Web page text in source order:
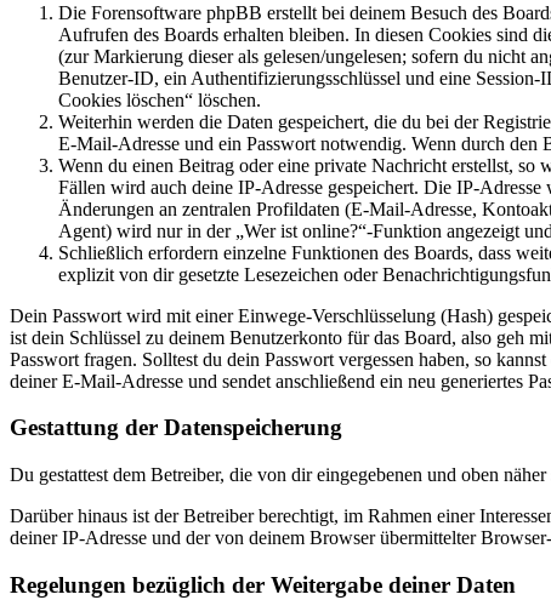
Die Forensoftware phpBB erstellt bei deinem Besuch des
Aufrufen des Boards erhalten bleiben. In diesen Cookies sind
(zur Markierung dieser als gelesen/ungelesen; sofern du nicht
Benutzer-ID, ein Authentifizierungsschlüssel und eine
Cookies löschen“ löschen.
Weiterhin werden die Daten gespeichert, die du bei der
E-Mail-Adresse und ein Passwort notwendig. Wenn durch den
Wenn du einen Beitrag oder eine private Nachricht erstellst, so
Fällen wird auch deine IP-Adresse gespeichert. Die IP-
Änderungen an zentralen Profildaten (E-Mail-Adresse,
Agent) wird nur in der „Wer ist online?“-Funktion angezeigt
Schließlich erfordern einzelne Funktionen des Boards, dass
explizit von dir gesetzte Lesezeichen oder
Dein Passwort wird mit einer Einwege-Verschlüsselung (Hash)
ist dein Schlüssel zu deinem Benutzerkonto für das Board, also geh
Passwort fragen. Solltest du dein Passwort vergessen haben, so
deiner E-Mail-Adresse und sendet anschließend ein neu generiertes
Gestattung der Datenspeicherung
Du gestattest dem Betreiber, die von dir eingegebenen und oben
Darüber hinaus ist der Betreiber berechtigt, im Rahmen einer
deiner IP-Adresse und der von deinem Browser übermittelter
Regelungen bezüglich der Weitergabe deiner Daten